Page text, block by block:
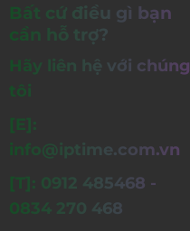
Bất cứ điều gì bạn
cần hỗ trợ?
Hãy liên hệ với chúng
tôi
[E]:
info@iptime.com.vn
[T]: 0912 485468 -
0834 270 468